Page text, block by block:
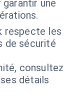
une
respecte les
de sécurité
consultez
détails